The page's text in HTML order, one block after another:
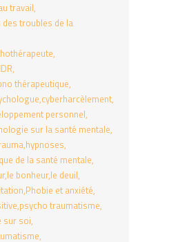
travail
troubles de la
thérapeutique
cyberharcèlement
personnel
sur la santé mentale
hypnoses
de la santé mentale
le bonheur le deuil
Phobie et anxiété
psycho traumatisme
sur soi